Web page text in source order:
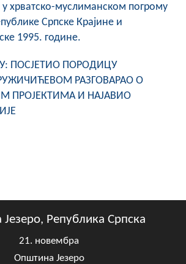
ФИНАНСИЈЕ
ПРИВРЕДА
хрватско-муслиманском погрому
Српске Крајине и
1995. године.
ПОСЈЕТИО ПОРОДИЦУ
РАЗГОВАРАО О
ПРОЈЕКТИМА И НАЈАВИО
Република Српска
21. новембра
Општина Језеро